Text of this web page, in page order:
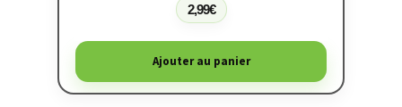
2,99€
Ajouter au panier